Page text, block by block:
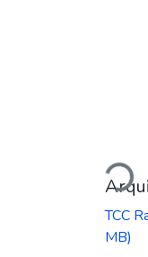
TCC
MB)